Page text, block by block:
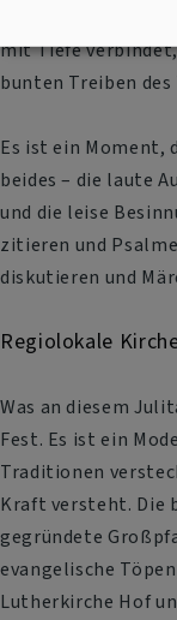
Stille ein. Die
mit Tiefe
bunten Treiben des
Es ist ein Moment,
beides – die laute
und die leise
zitieren und
diskutieren und
Regiolokale
Was an diesem
Fest. Es ist ein
Traditionen
Kraft versteht. Die
gegründete
evangelische
Lutherkirche Hof